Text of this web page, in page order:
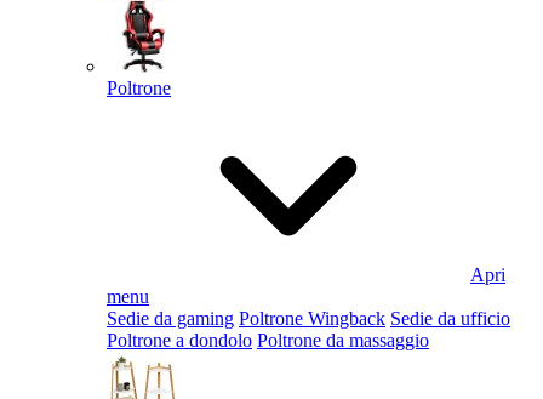
Poltrone
Apri
menu
Sedie da gaming Poltrone Wingback Sedie da ufficio
Poltrone a dondolo Poltrone da massaggio